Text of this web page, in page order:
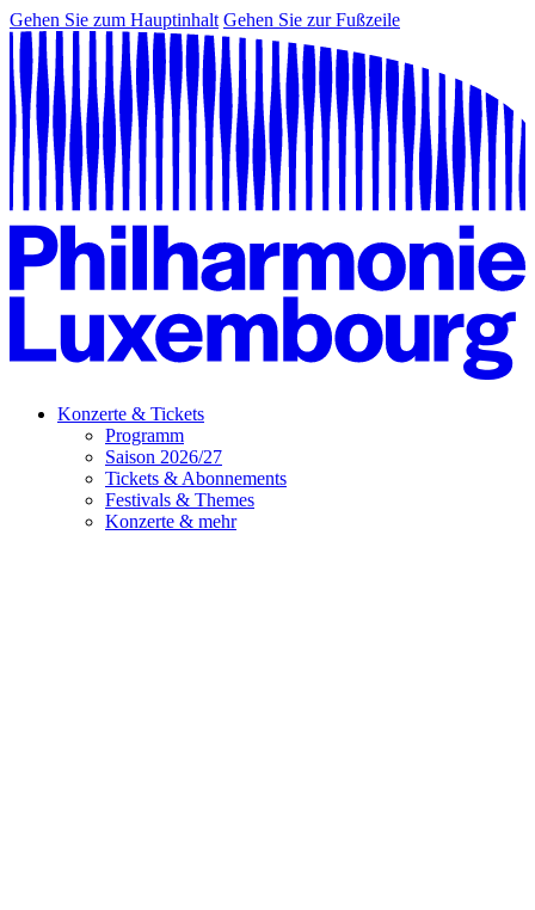
Gehen Sie zum Hauptinhalt Gehen Sie zur Fußzeile
Konzerte & Tickets
Programm
Saison 2026/27
Tickets & Abonnements
Festivals & Themes
Konzerte & mehr